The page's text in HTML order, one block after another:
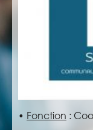
• Fonction :